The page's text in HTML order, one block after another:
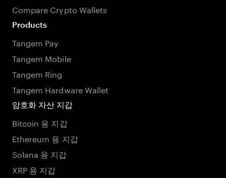
Compare Crypto Wallets
Products
Tangem Pay
Tangem Mobile
Tangem Ring
Tangem Hardware Wallet
암호화 자산 지갑
Bitcoin 용 지갑
Ethereum 용 지갑
Solana 용 지갑
XRP 용 지갑